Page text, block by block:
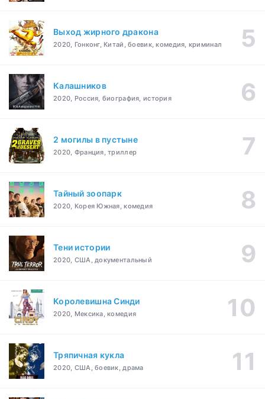
Выход жирного дракона
2020, Гонконг, Китай, боевик, комедия, криминал
Калашников
2020, Россия, биография, история
2 могилы в пустыне
2020, Франция, триллер
Тайный зоопарк
2020, Корея Южная, комедия
Тени истории
2020, США, документальный
Королевишна Синди
2020, Мексика, комедия
Тряпичная кукла
2020, США, боевик, драма